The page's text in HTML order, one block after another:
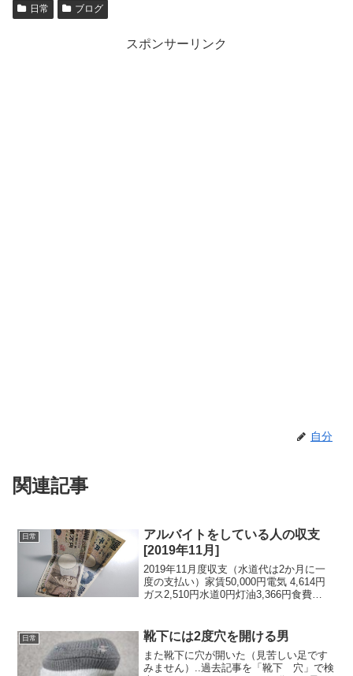
日常 ブログ
スポンサーリンク
自分
関連記事
日常
アルバイトをしている人の収支
[2019年11月]
2019年11月度収支（水道代は2か月に一
度の支払い）家賃50,000円電気 4,614円
ガス2,510円水道0円灯油3,366円食費
4,1...
日常 靴下には2度穴を開ける男
また靴下に穴が開いた（見苦しい足です
みません）..過去記事を「靴下 穴」で検